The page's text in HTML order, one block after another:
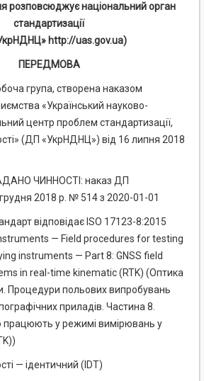
розповсюджує національний орган
стандартизації
http://uas.gov.ua)
ПЕРЕДМОВА
група, створена наказом
«Український науково-
центр проблем стандартизації,
(ДП «УкрНДНЦ») від 16 липня 2018
ЧИННОСТІ: наказ ДП
2018 р. № 514 з 2020-01-01
відповідає ISO 17123-8:2015
— Field procedures for testing
instruments — Part 8: GNSS field
in real-time kinematic (RTK) (Оптика
Процедури польових випробувань
приладів. Частина 8.
працюють у режимі вимірювань у
— ідентичний (IDT)